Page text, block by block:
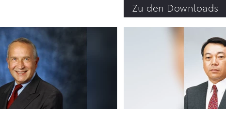
Zu den Downloads